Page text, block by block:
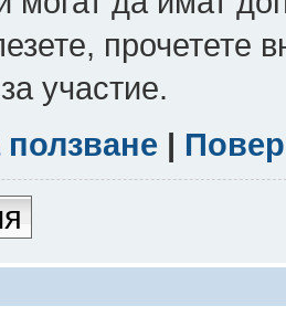
прочетете
участие.
|